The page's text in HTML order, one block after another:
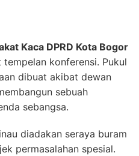
Kaca DPRD Kota Bogor
konferensi. Pukul
dibuat akibat dewan
sebuah
sebangsa.
diadakan seraya buram
permasalahan spesial.